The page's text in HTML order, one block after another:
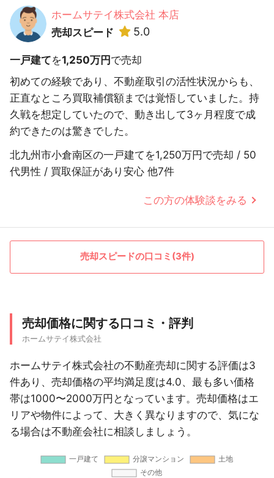
ホームサテイ株式会社 本店
売却スピード
5.0
一戸建てを1,250万円 で売却
初めての経験であり、不動産取引の活性状況からも、
正直なところ買取補償額までは覚悟していました。持
久戦を想定していたので、動き出して3ヶ月程度で成
約できたのは驚きでした。
北九州市小倉南区の一戸建てを1,250万円で売却 / 50
代男性 / 買取保証があり安心 他7件
この方の体験談をみる
売却スピードの口コミ(3件)
売却価格に関する口コミ・評判
ホームサテイ株式会社
ホームサテイ株式会社の不動産売却に関する評価は3
件あり、売却価格の平均満足度は4.0、最も多い価格
帯は1000〜2000万円となっています。売却価格はエ
リアや物件によって、大きく異なりますので、気にな
る場合は不動産会社に相談しましょう。